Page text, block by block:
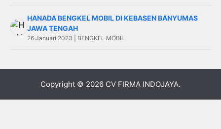
HANADA BENGKEL MOBIL DI KEBASEN BANYUMAS
JAWA TENGAH
26 Januari 2023 | BENGKEL MOBIL
Copyright © 2026 CV FIRMA INDOJAYA.